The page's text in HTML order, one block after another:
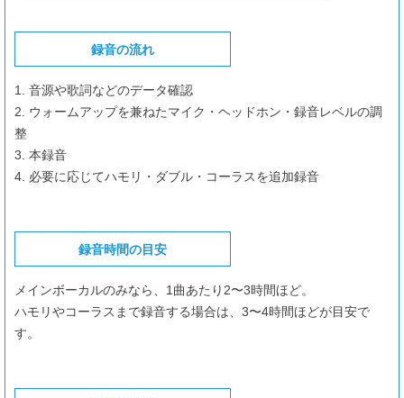
録音の流れ
1. 音源や歌詞などのデータ確認
2. ウォームアップを兼ねたマイク・ヘッドホン・録音レベルの調
整
3. 本録音
4. 必要に応じてハモリ・ダブル・コーラスを追加録音
録音時間の目安
メインボーカルのみなら、1曲あたり2〜3時間ほど。
ハモリやコーラスまで録音する場合は、3〜4時間ほどが目安で
す。